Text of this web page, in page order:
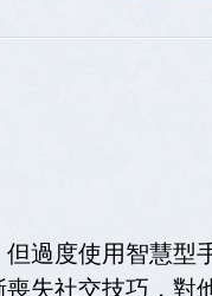
過度使用智慧
失社交技巧，對